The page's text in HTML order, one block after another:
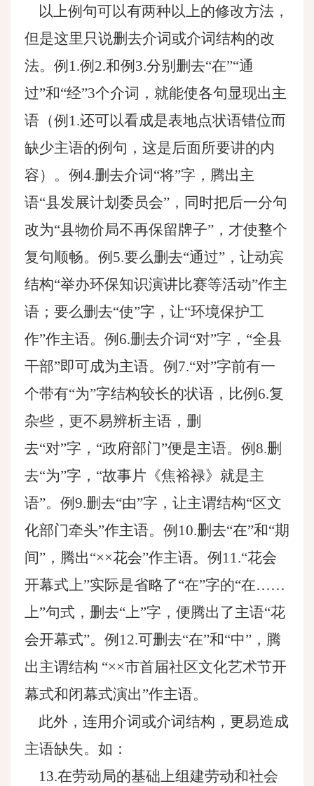
以上例句可以有两种以上的修改方法，
但是这里只说删去介词或介词结构的改
法。例1.例2.和例3.分别删去“在”“通
过”和“经”3个介词，就能使各句显现出主
语（例1.还可以看成是表地点状语错位而
缺少主语的例句，这是后面所要讲的内
容）。例4.删去介词“将”字，腾出主
语“县发展计划委员会”，同时把后一分句
改为“县物价局不再保留牌子”，才使整个
复句顺畅。例5.要么删去“通过”，让动宾
结构“举办环保知识演讲比赛等活动”作主
语；要么删去“使”字，让“环境保护工
作”作主语。例6.删去介词“对”字，“全县
干部”即可成为主语。例7.“对”字前有一
个带有“为”字结构较长的状语，比例6.复
杂些，更不易辨析主语，删
去“对”字，“政府部门”便是主语。例8.删
去“为”字，“故事片《焦裕禄》就是主
语”。例9.删去“由”字，让主谓结构“区文
化部门牵头”作主语。例10.删去“在”和“期
间”，腾出“××花会”作主语。例11.“花会
开幕式上”实际是省略了“在”字的“在……
上”句式，删去“上”字，便腾出了主语“花
会开幕式”。例12.可删去“在”和“中”，腾
出主谓结构 “××市首届社区文化艺术节开
幕式和闭幕式演出”作主语。
此外，连用介词或介词结构，更易造成
主语缺失。如：
13.在劳动局的基础上组建劳动和社会